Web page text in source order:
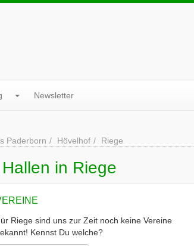
Newsletter
Paderborn Hövelhof Riege
in Riege
Riege sind uns zur Zeit noch keine Vereine
Kennst Du welche?